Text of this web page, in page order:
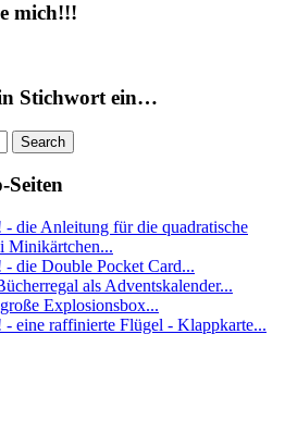
mich!!!
Stichwort ein…
Seiten
die Anleitung für die quadratische
Minikärtchen...
die Double Pocket Card...
als Adventskalender...
Explosionsbox...
eine raffinierte Flügel - Klappkarte...